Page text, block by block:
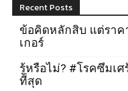
Recent Posts
ข้อคิดหลักสิบ แต่ราค
เกอร์
รู้หรือไม่? #โรคซึมเ
ที่สุด